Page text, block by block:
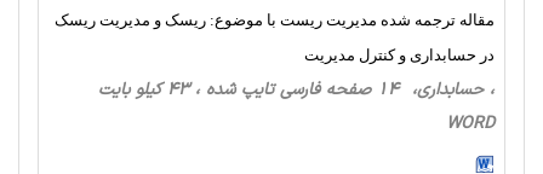
مقاله ترجمه شده مدیریت ریست با موضوع: ریسک و مدیریت ریسک
در حسابداری و کنترل مدیریت
، حسابداری، 14 صفحه فارسی تایپ شده ، 43 کیلو بایت
WORD